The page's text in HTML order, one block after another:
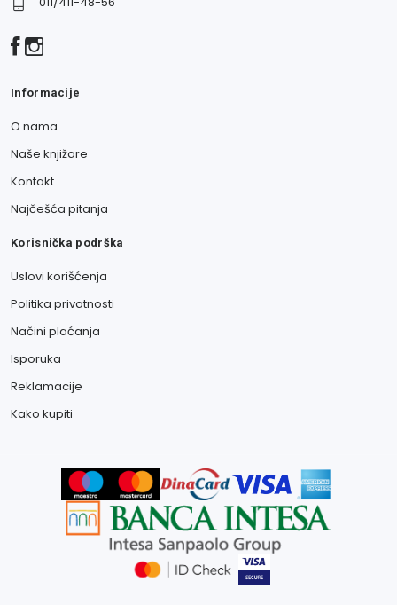
Informacije
O nama
Naše knjižare
Kontakt
Najčešća pitanja
Korisnička podrška
Uslovi korišćenja
Politika privatnosti
Načini plaćanja
Isporuka
Reklamacije
Kako kupiti